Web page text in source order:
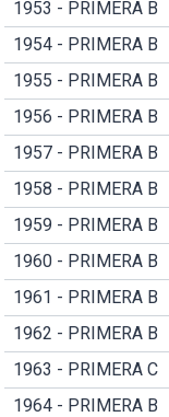
1953 - PRIMERA B
1954 - PRIMERA B
1955 - PRIMERA B
1956 - PRIMERA B
1957 - PRIMERA B
1958 - PRIMERA B
1959 - PRIMERA B
1960 - PRIMERA B
1961 - PRIMERA B
1962 - PRIMERA B
1963 - PRIMERA C
1964 - PRIMERA B